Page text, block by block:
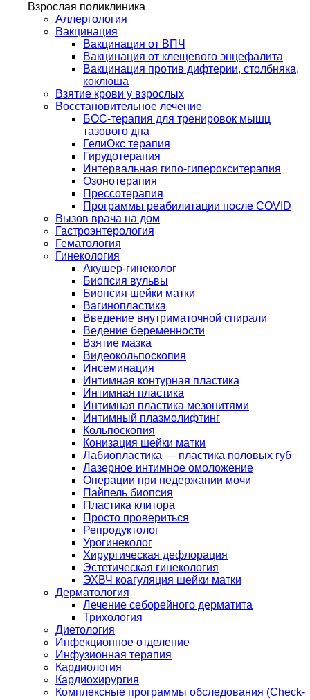
Взрослая поликлиника
Аллергология
Вакцинация
Вакцинация от ВПЧ
Вакцинация от клещевого энцефалита
Вакцинация против дифтерии, столбняка,
коклюша
Взятие крови у взрослых
Восстановительное лечение
БОС-терапия для тренировок мышц
тазового дна
ГелиОкс терапия
Гирудотерапия
Интервальная гипо-гиперокситерапия
Озонотерапия
Прессотерапия
Программы реабилитации после СOVID
Вызов врача на дом
Гастроэнтерология
Гематология
Гинекология
Акушер-гинеколог
Биопсия вульвы
Биопсия шейки матки
Вагинопластика
Введение внутриматочной спирали
Ведение беременности
Взятие мазка
Видеокольпоскопия
Инсеминация
Интимная контурная пластика
Интимная пластика
Интимная пластика мезонитями
Интимный плазмолифтинг
Кольпоскопия
Конизация шейки матки
Лабиопластика — пластика половых губ
Лазерное интимное омоложение
Операции при недержании мочи
Пайпель биопсия
Пластика клитора
Просто провериться
Репродуктолог
Урогинеколог
Хирургическая дефлорация
Эстетическая гинекология
ЭХВЧ коагуляция шейки матки
Дерматология
Лечение себорейного дерматита
Трихология
Диетология
Инфекционное отделение
Инфузионная терапия
Кардиология
Кардиохирургия
Комплексные программы обследования (Check-